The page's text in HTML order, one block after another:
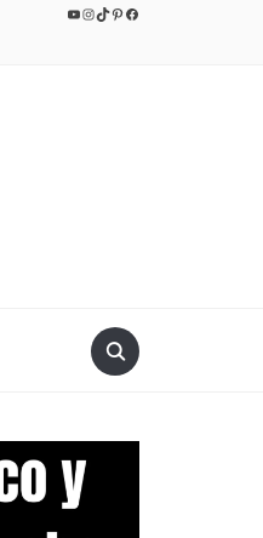
YouTube
Instagram
TikTok
Pinterest
Facebook